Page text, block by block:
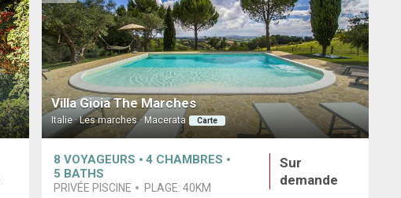
Villa Gioia The Marches
Italie · Les marches · Macerata Carte
8 VOYAGEURS 4 CHAMBRES
5 BATHS
PRIVÉE PISCINE PLAGE: 40KM
Sur
demande